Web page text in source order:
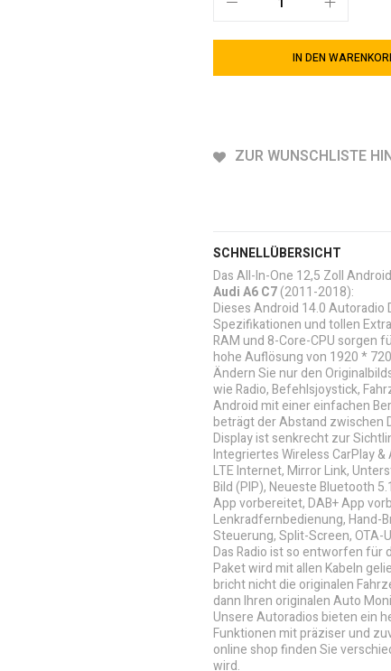
IN DEN
ZUR WUNSCHLISTE
SCHNELLÜBERSICHT
Das All-In-One 12,5 Zoll
Audi A6 C7(2011-2018):
Dieses Android 14.0 Autoradio
Spezifikationen und tollen
RAM und 8-Core-CPU sorgen
hohe Auflösung von 1920 *
Ändern Sie nur den
wie Radio, Befehlsjoystick,
Android mit einer einfachen
beträgt der Abstand zwischen
Display ist senkrecht zur
Integriertes Wireless CarPlay
LTE Internet, Mirror Link,
Bild (PIP), Neueste Bluetooth
App vorbereitet, DAB+ App
Lenkradfernbedienung, Hand-
Steuerung, Split-Screen, OTA-
Das Radio ist so entworfen für
Paket wird mit allen Kabeln
bricht nicht die originalen
dann Ihren originalen Auto
Unsere Autoradios bieten ein
Funktionen mit präziser und
online shop finden Sie
wird.